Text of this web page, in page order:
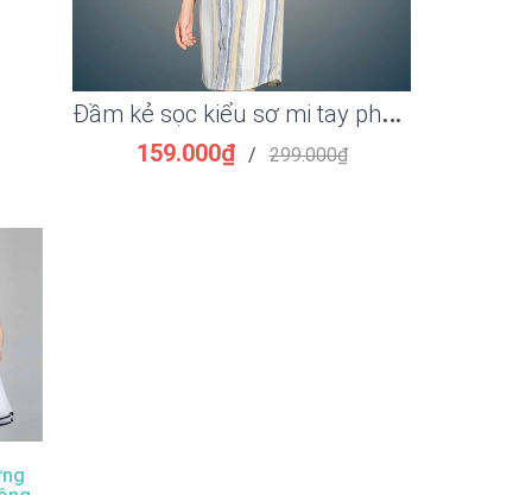
Đ
ầm kẻ sọc kiểu sơ mi tay phồng thắt eo đẹp
159.000₫ / 299.000₫